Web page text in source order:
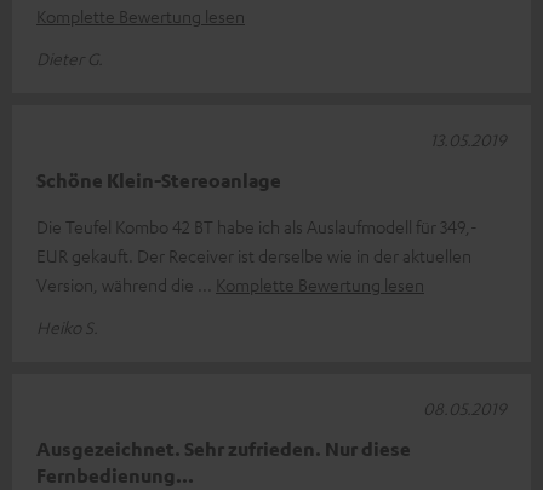
Komplette Bewertung lesen
Dieter G.
Schöne Klein-Stereoanlage
Die Teufel Kombo 42 BT habe ich als Auslaufmodell für 349,-
EUR gekauft. Der Receiver ist derselbe wie in der aktuellen
Version, während die
Komplette Bewertung lesen
Heiko S.
13.05.2019
Ausgezeichnet. Sehr zufrieden. Nur diese
Fernbedienung...
08.05.2019